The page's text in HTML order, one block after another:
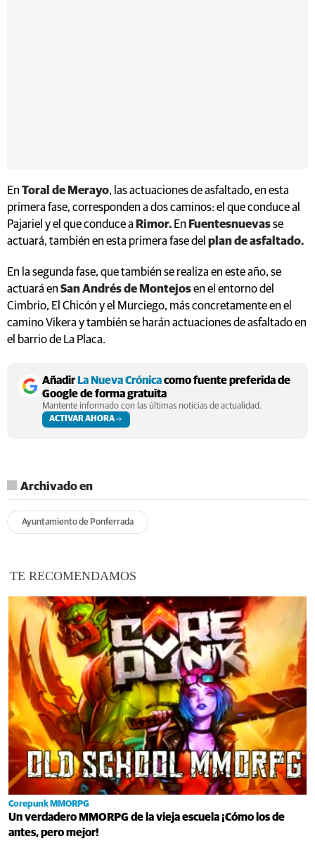
En Toral de Merayo, las actuaciones de asfaltado, en esta
primera fase, corresponden a dos caminos: el que conduce al
Pajariel y el que conduce a Rimor. En Fuentesnuevasse
actuará, también en esta primera fase del plan de asfaltado.
En la segunda fase, que también se realiza en este año, se
actuará en San Andrés de Montejosen el entorno del
Cimbrio, El Chicón y el Murciego, más concretamente en el
camino Vikera y también se harán actuaciones de asfaltado en
el barrio de La Placa.
AñadirLa Nueva Crónicacomo fuente preferida de
Google de forma gratuita
Mantente informado con las últimas noticias de actualidad.
ACTIVAR AHORA
Archivado en
Ayuntamiento de Ponferrada
TE RECOMENDAMOS
Corepunk MMORPG
Un verdadero MMORPG de la vieja escuela ¡Cómo los de
antes, pero mejor!